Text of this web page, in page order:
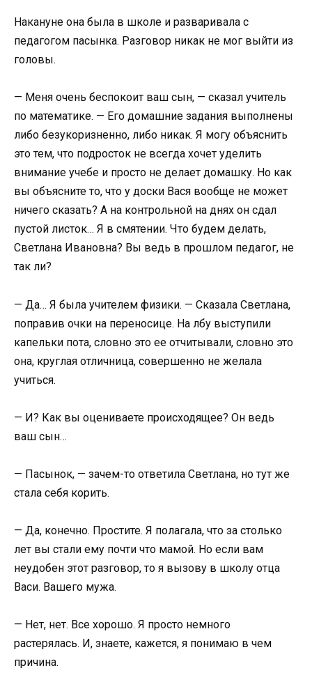
Накануне она была в школе и разваривала с
педагогом пасынка. Разговор никак не мог выйти из
головы.
— Меня очень беспокоит ваш сын, — сказал учитель
по математике. — Его домашние задания выполнены
либо безукоризненно, либо никак. Я могу объяснить
это тем, что подросток не всегда хочет уделить
внимание учебе и просто не делает домашку. Но как
вы объясните то, что у доски Вася вообще не может
ничего сказать? А на контрольной на днях он сдал
пустой листок… Я в смятении. Что будем делать,
Светлана Ивановна? Вы ведь в прошлом педагог, не
так ли?
— Да… Я была учителем физики. — Сказала Светлана,
поправив очки на переносице. На лбу выступили
капельки пота, словно это ее отчитывали, словно это
она, круглая отличница, совершенно не желала
учиться.
— И? Как вы оцениваете происходящее? Он ведь
ваш сын…
— Пасынок, — зачем-то ответила Светлана, но тут же
стала себя корить.
— Да, конечно. Простите. Я полагала, что за столько
лет вы стали ему почти что мамой. Но если вам
неудобен этот разговор, то я вызову в школу отца
Васи. Вашего мужа.
— Нет, нет. Все хорошо. Я просто немного
растерялась. И, знаете, кажется, я понимаю в чем
причина.